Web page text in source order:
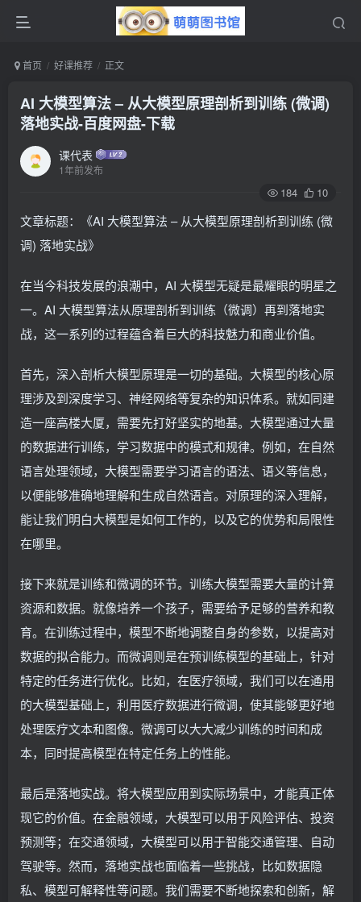
首页 好课推荐 正文
AI 大模型算法 – 从大模型原理剖析到训练 (微调)
落地实战-百度网盘-下载
课代表
1年前发布
184 10
文章标题：《AI 大模型算法 – 从大模型原理剖析到训练 (微
调) 落地实战》
在当今科技发展的浪潮中，AI 大模型无疑是最耀眼的明星之
一。AI 大模型算法从原理剖析到训练（微调）再到落地实
战，这一系列的过程蕴含着巨大的科技魅力和商业价值。
首先，深入剖析大模型原理是一切的基础。大模型的核心原
理涉及到深度学习、神经网络等复杂的知识体系。就如同建
造一座高楼大厦，需要先打好坚实的地基。大模型通过大量
的数据进行训练，学习数据中的模式和规律。例如，在自然
语言处理领域，大模型需要学习语言的语法、语义等信息，
以便能够准确地理解和生成自然语言。对原理的深入理解，
能让我们明白大模型是如何工作的，以及它的优势和局限性
在哪里。
接下来就是训练和微调的环节。训练大模型需要大量的计算
资源和数据。就像培养一个孩子，需要给予足够的营养和教
育。在训练过程中，模型不断地调整自身的参数，以提高对
数据的拟合能力。而微调则是在预训练模型的基础上，针对
特定的任务进行优化。比如，在医疗领域，我们可以在通用
的大模型基础上，利用医疗数据进行微调，使其能够更好地
处理医疗文本和图像。微调可以大大减少训练的时间和成
本，同时提高模型在特定任务上的性能。
最后是落地实战。将大模型应用到实际场景中，才能真正体
现它的价值。在金融领域，大模型可以用于风险评估、投资
预测等；在交通领域，大模型可以用于智能交通管理、自动
驾驶等。然而，落地实战也面临着一些挑战，比如数据隐
私、模型可解释性等问题。我们需要不断地探索和创新，解